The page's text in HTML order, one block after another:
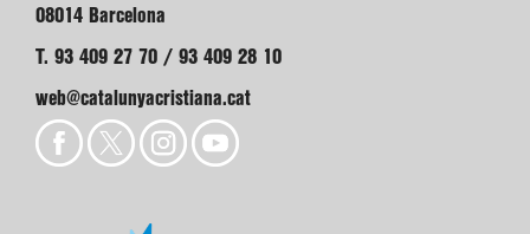
08014 Barcelona
T. 93 409 27 70 / 93 409 28 10
web@catalunyacristiana.cat